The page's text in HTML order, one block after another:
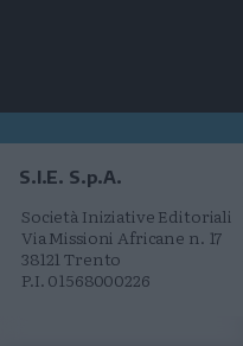
S.I.E. S.p.A.
Società Iniziative Editoriali
Via Missioni Africane n. 17
38121 Trento
P.I. 01568000226